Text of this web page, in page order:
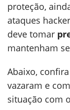
proteção,
ataques
deve tomar
mantenham
Abaixo,
vazaram e
situação com